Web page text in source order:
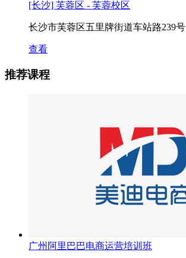
[长沙] 芙蓉区 - 芙蓉校区
长沙市芙蓉区五里牌街道车站路239号
查看
推荐课程
广州阿里巴巴电商运营培训班